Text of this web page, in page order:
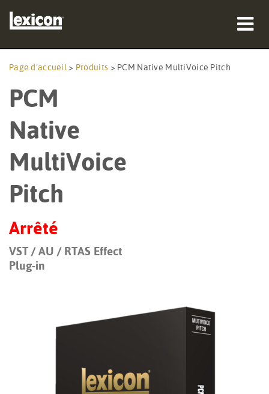
Produits
Où acheter
Formation
Support
Langue/Région
Page d’accueil > Produits > PCM Native MultiVoice Pitch
PCM
Native
MultiVoice
Pitch
Arrêté
VST / AU / RTAS Effect
Plug-in